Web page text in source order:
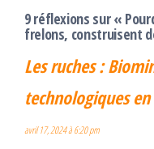
9 réflexions sur «
frelons, construisent
Les ruches :
technologiques
avril 17, 2024 à 6:20 pm